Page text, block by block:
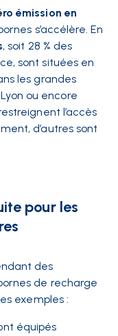
émission en
s’accélère. En
, soit 28 % des
sont situées en
les grandes
ou encore
l’accès
d’autres sont
pour les
des
de recharge
exemples :
équipés